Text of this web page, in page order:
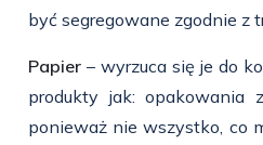
być segregowane zgodnie z
Papier – wyrzuca się je do
produkty jak: opakowania
ponieważ nie wszystko, co